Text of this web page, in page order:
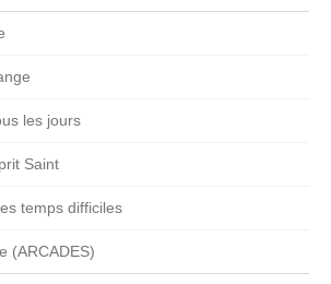
les jours
Saint
temps difficiles
(ARCADES)